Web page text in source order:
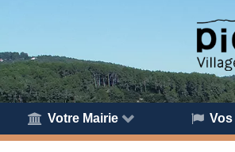
Votre Mairie